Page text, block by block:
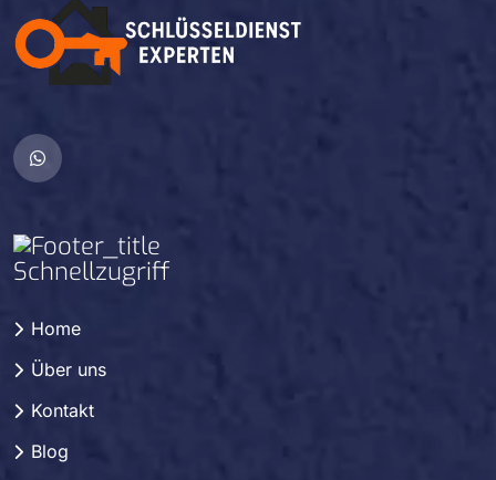
Schnellzugriff
Home
Über uns
Kontakt
Blog